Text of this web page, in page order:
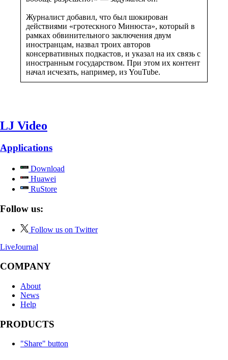
Журналист добавил, что был шокирован
действиями «гротескного Минюста», который в
рамках обвинительного заключения двум
иностранцам, назвал троих авторов
консервативных подкастов, и указал на их связь с
иностранным государством. При этом их контент
начал исчезать, например, из YouTube.
LJ Video
Applications
Download
Huawei
RuStore
Follow us:
Follow us on Twitter
LiveJournal
COMPANY
About
News
Help
PRODUCTS
"Share" button